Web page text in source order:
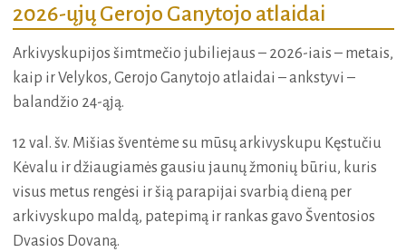
2026-ųjų Gerojo Ganytojo atlaidai
Arkivyskupijos šimtmečio jubiliejaus – 2026-iais – metais,
kaip ir Velykos, Gerojo Ganytojo atlaidai – ankstyvi –
balandžio 24-ąją.
12 val. šv. Mišias šventėme su mūsų arkivyskupu Kęstučiu
Kėvalu ir džiaugiamės gausiu jaunų žmonių būriu, kuris
visus metus rengėsi ir šią parapijai svarbią dieną per
arkivyskupo maldą, patepimą ir rankas gavo Šventosios
Dvasios Dovaną.